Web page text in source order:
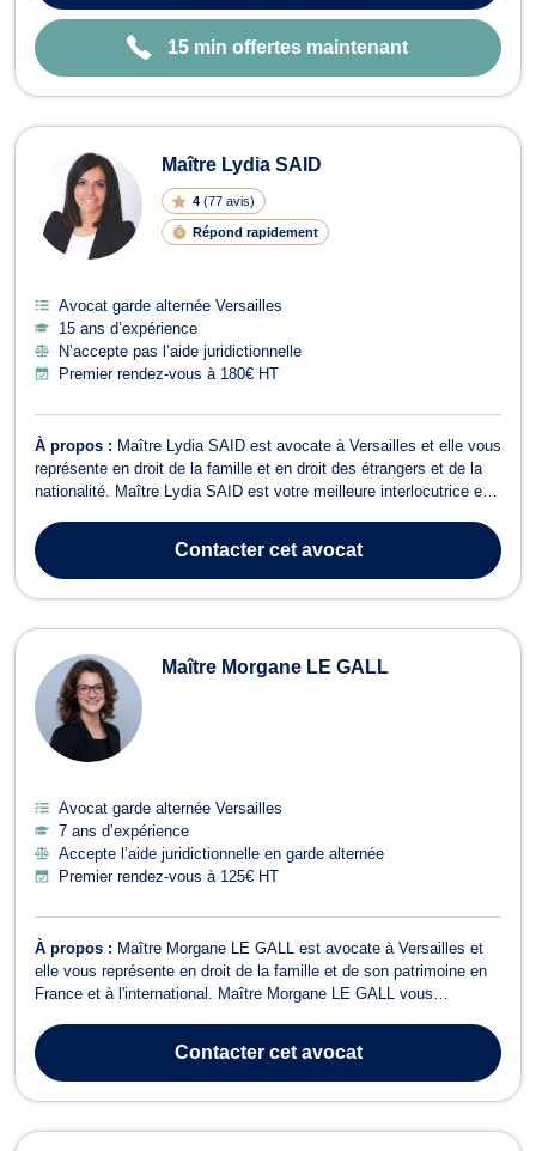
15 min offertes maintenant
Maître Lydia SAID
4 (77 avis)
Répond rapidement
Avocat garde alternée Versailles
15 ans d’expérience
N’accepte pas l’aide juridictionnelle
Premier rendez-vous à 180€ HT
À propos : Maître Lydia SAID est avocate à Versailles et elle vous
représente en droit de la famille et en droit des étrangers et de la
nationalité. Maître Lydia SAID est votre meilleure interlocutrice en
d’assistance dans le cadre d’une procédure de divorce amiable ou
...
Contactercet avocat
Maître Morgane LE GALL
Avocat garde alternée Versailles
7 ans d’expérience
Accepte l’aide juridictionnelle en garde alternée
Premier rendez-vous à 125€ HT
À propos : Maître Morgane LE GALL est avocate à Versailles et
elle vous représente en droit de la famille et de son patrimoine en
France et à l'international. Maître Morgane LE GALL vous
divorce (amiable ou contentieux), de séparation, de demande de
pension alimentaire ou de presta...
Contactercet avocat